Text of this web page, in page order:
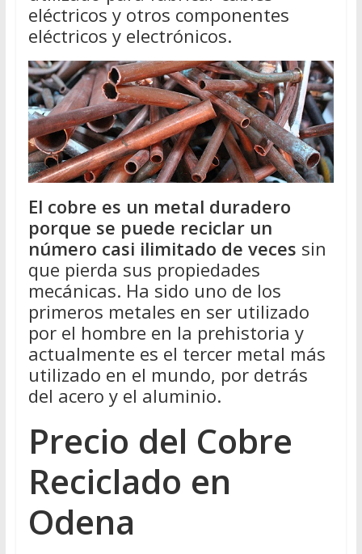
eléctricos y otros componentes
eléctricos y electrónicos.
El cobre es un metal duradero
porque se puede reciclar un
número casi ilimitado de veces sin
que pierda sus propiedades
mecánicas. Ha sido uno de los
primeros metales en ser utilizado
por el hombre en la prehistoria y
actualmente es el tercer metal más
utilizado en el mundo, por detrás
del acero y el aluminio.
Precio del Cobre
Reciclado en
Odena